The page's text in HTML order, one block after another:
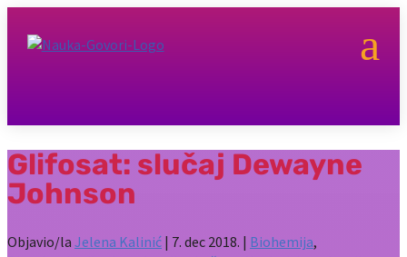
a
Glifosat: slučaj Dewayne
Johnson
Objavio/la Jelena Kalinić | 7. dec 2018. | Biohemija,